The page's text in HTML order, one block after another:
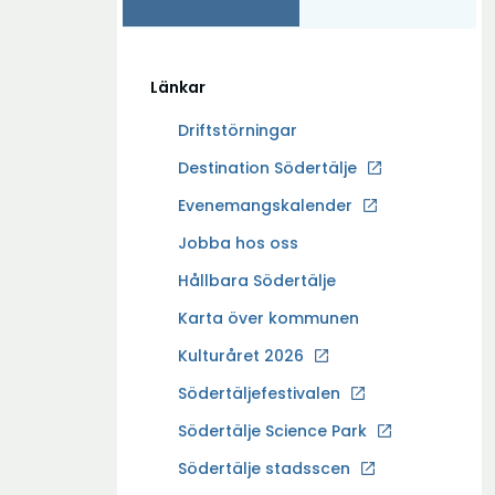
Länkar
Driftstörningar
Destination Södertälje
Ö
p
n
a
y
t
f
ö
Evenemangskalender
Jobba hos oss
Ö
p
n
a
y
t
Hållbara Södertälje
Karta över kommunen
Kulturåret 2026
Södertäljefestivalen
Södertälje Science Park
Ö
p
Södertälje stadsscen